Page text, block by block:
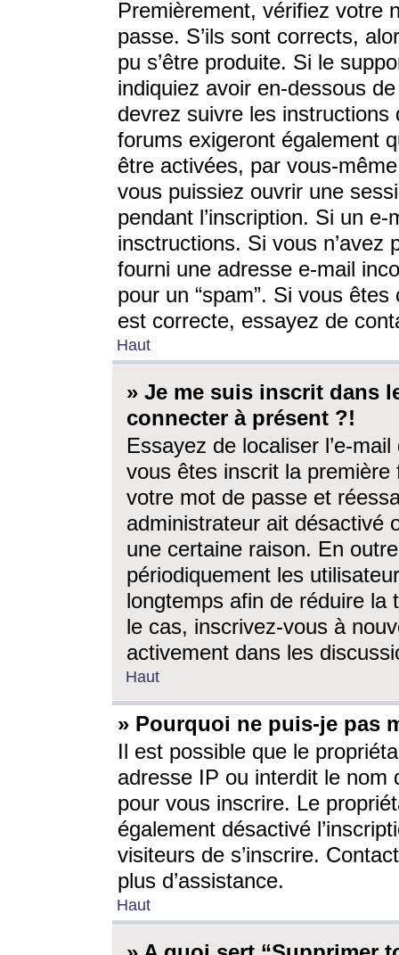
Premièrement, vérifiez votre
passe. S’ils sont corrects,
pu s’être produite. Si le
indiquiez avoir en-dessous
devrez suivre les
forums exigeront également
être activées, par vous-
vous puissiez ouvrir une
pendant l’inscription. Si un
insctructions. Si vous n’avez
fourni une adresse e-mail
pour un “spam”. Si vous
est correcte, essayez de
Haut
» Je me suis inscrit dans
connecter à présent ?!
Essayez de localiser l’e-
vous êtes inscrit la première
votre mot de passe et
administrateur ait désactivé
une certaine raison. En
périodiquement les
longtemps afin de réduire la
le cas, inscrivez-vous à
activement dans les
Haut
» Pourquoi ne puis-je pas
Il est possible que le
adresse IP ou interdit le nom
pour vous inscrire. Le
également désactivé
visiteurs de s’inscrire.
plus d’assistance.
Haut